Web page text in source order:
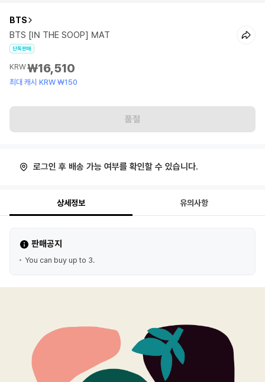
BTS
BTS [IN THE SOOP] MAT
단독판매
KRW₩16,510
최대 캐시 KRW ₩150
품절
로그인 후 배송 가능 여부를 확인할 수 있습니다.
상세정보 유의사항
판매공지
You can buy up to 3.